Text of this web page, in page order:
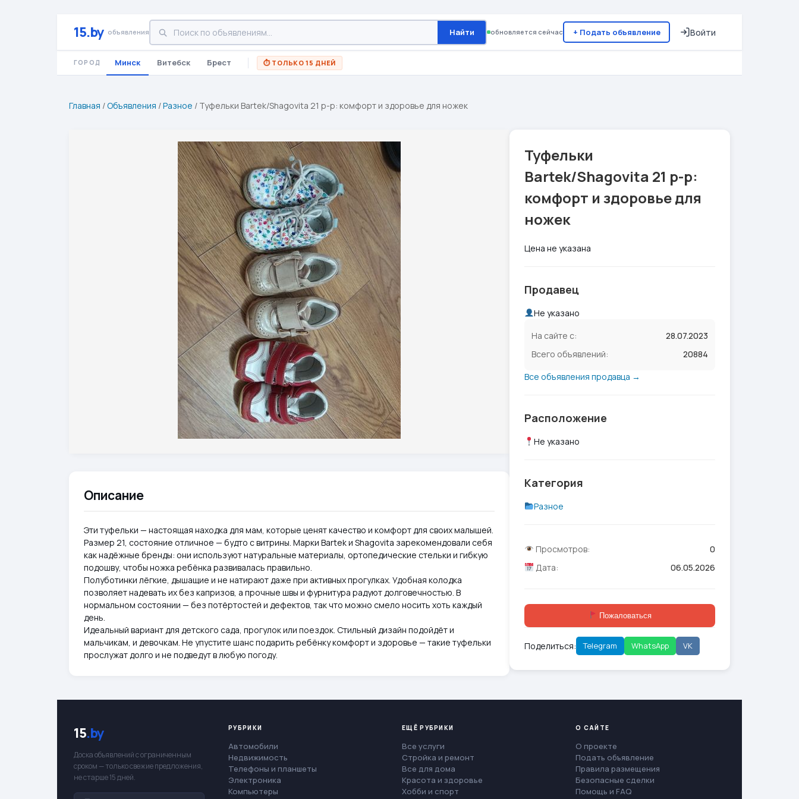
15.by объявления Найти обновляется сейчас + Подать объявление Войти
ГОРОД Минск Витебск Брест ⏱ ТОЛЬКО 15 ДНЕЙ
Главная /Объявления /Разное / Туфельки Bartek/Shagovita 21 р-р: комфорт и здоровье для ножек
Описание
Эти туфельки — настоящая находка для мам, которые ценят качество и комфорт для своих малышей.
Размер 21, состояние отличное — будто с витрины. Марки Bartek и Shagovita зарекомендовали себя
как надёжные бренды: они используют натуральные материалы, ортопедические стельки и гибкую
подошву, чтобы ножка ребёнка развивалась правильно.
Полуботинки лёгкие, дышащие и не натирают даже при активных прогулках. Удобная колодка
позволяет надевать их без капризов, а прочные швы и фурнитура радуют долговечностью. В
нормальном состоянии — без потёртостей и дефектов, так что можно смело носить хоть каждый
день.
Идеальный вариант для детского сада, прогулок или поездок. Стильный дизайн подойдёт и
мальчикам, и девочкам. Не упустите шанс подарить ребёнку комфорт и здоровье — такие туфельки
прослужат долго и не подведут в любую погоду.
Туфельки
Bartek/Shagovita 21 р-р:
комфорт и здоровье для
ножек
Цена не указана
Продавец
Не указано
На сайте с:
28.07.2023
Всего объявлений:
20884
Все объявления продавца →
Расположение
Не указано
Категория
Разное
Просмотров:
0
Дата:
06.05.2026
Пожаловаться
Поделиться: Telegram WhatsApp VK
15.by
Доска объявлений с ограниченным
сроком — только свежие предложения,
не старше 15 дней.
РУБРИКИ
Автомобили
Недвижимость
Телефоны и планшеты
Электроника
Компьютеры
ЕЩЁ РУБРИКИ
Все услуги
Стройка и ремонт
Все для дома
Красота и здоровье
Хобби и спорт
О САЙТЕ
О проекте
Подать объявление
Правила размещения
Безопасные сделки
Помощь и FAQ